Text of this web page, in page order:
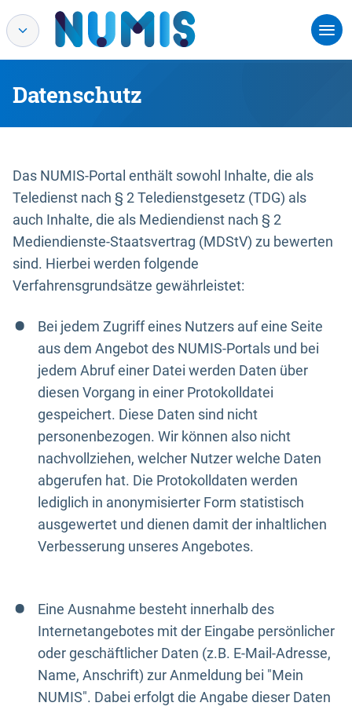
Datenschutz
Das NUMIS-Portal enthält sowohl Inhalte, die als
Teledienst nach § 2 Teledienstgesetz (TDG) als
auch Inhalte, die als Mediendienst nach § 2
Mediendienste-Staatsvertrag (MDStV) zu bewerten
sind. Hierbei werden folgende
Verfahrensgrundsätze gewährleistet:
Bei jedem Zugriff eines Nutzers auf eine Seite
aus dem Angebot des NUMIS-Portals und bei
jedem Abruf einer Datei werden Daten über
diesen Vorgang in einer Protokolldatei
gespeichert. Diese Daten sind nicht
personenbezogen. Wir können also nicht
nachvollziehen, welcher Nutzer welche Daten
abgerufen hat. Die Protokolldaten werden
lediglich in anonymisierter Form statistisch
ausgewertet und dienen damit der inhaltlichen
Verbesserung unseres Angebotes.
Eine Ausnahme besteht innerhalb des
Internetangebotes mit der Eingabe persönlicher
oder geschäftlicher Daten (z.B. E-Mail-Adresse,
Name, Anschrift) zur Anmeldung bei "Mein
NUMIS". Dabei erfolgt die Angabe dieser Daten